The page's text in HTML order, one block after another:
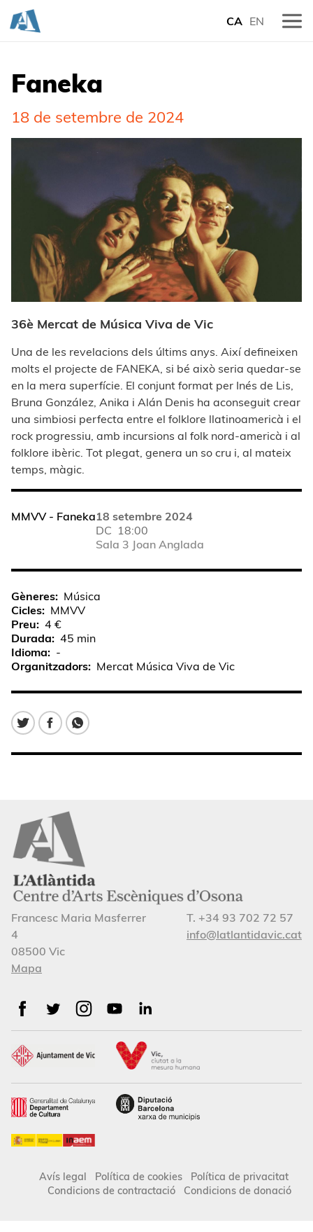
CA EN
Faneka
18 de setembre de 2024
36è Mercat de Música Viva de Vic
Una de les revelacions dels últims anys. Així defineixen
molts el projecte de FANEKA, si bé això seria quedar-se
en la mera superfície. El conjunt format per Inés de Lis,
Bruna González, Anika i Alán Denis ha aconseguit crear
una simbiosi perfecta entre el folklore llatinoamericà i el
rock progressiu, amb incursions al folk nord-americà i al
folklore ibèric. Tot plegat, genera un so cru i, al mateix
temps, màgic.
MMVV - Faneka18 setembre 2024
DC 18:00
Sala 3 Joan Anglada
Gèneres
Música
Cicles
MMVV
Preu
4 €
Durada
45 min
Idioma
-
Organitzadors
Mercat Música Viva de Vic
Francesc Maria Masferrer
4
08500 Vic
Mapa
T. +34 93 702 72 57
info@latlantidavic.cat
Avís legal Política de cookies
Política de privacitat
Condicions de contractació
Condicions de donació